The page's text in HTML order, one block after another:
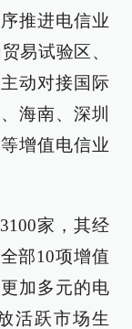
推进电信业
易试验区、
动对接国际
海南、深圳
增值电信业
家，其经
部10项增值
加多元的电
活跃市场生